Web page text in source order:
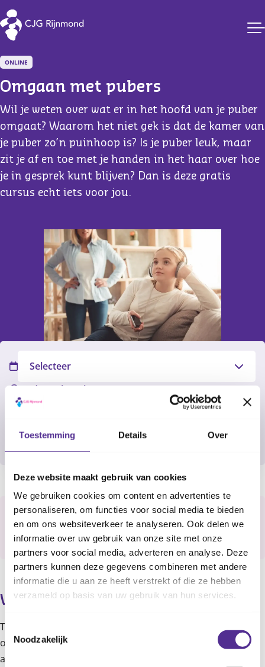
Toestemming Details Over
Deze website maakt gebruik van cookies
We gebruiken cookies om content en advertenties te
personaliseren, om functies voor social media te bieden
en om ons websiteverkeer te analyseren. Ook delen we
informatie over uw gebruik van onze site met onze
partners voor social media, adverteren en analyse. Deze
partners kunnen deze gegevens combineren met andere
informatie die u aan ze heeft verstrekt of die ze hebben
verzameld op basis van uw gebruik van hun services.
Toestemmingsselectie
Noodzakelijk
CJG Rijnmond
ONLINE
Omgaan met pubers
Wil je weten over wat er in het hoofd van je puber
omgaat? Waarom het niet gek is dat de kamer van
je puber zo’n puinhoop is? Is je puber leuk, maar
zit je af en toe met je handen in het haar over hoe
je in gesprek kunt blijven? Dan is deze gratis
cursus echt iets voor jou.
Selecteer
Nader te bepalen
Rotterdam
Wachtlijst
Update
Er is nog geen nieuwe datum voor deze cursus.
Wat leer je?
Tijdens meerdere bijeenkomsten oefen je met
opvoedvaardigheden en wissel je ervaringen uit met
andere ouders.. Iedere week is er een thuisopdracht, om